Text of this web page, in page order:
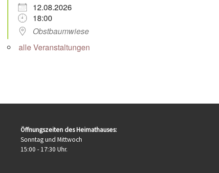
12.08.2026
18:00
Obstbaumwiese
alle Veranstaltungen
Öffnungszeiten des Heimathauses:
Sonntag und Mittwoch
15:00 - 17:30 Uhr.